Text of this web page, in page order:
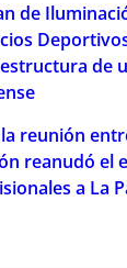
de
de
reunión
reanudó el
a La